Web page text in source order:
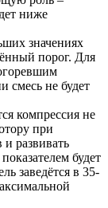
ниже
значениях
порог. Для
смесь не будет
компрессия не
при
и развивать
будет
заведётся в 35-